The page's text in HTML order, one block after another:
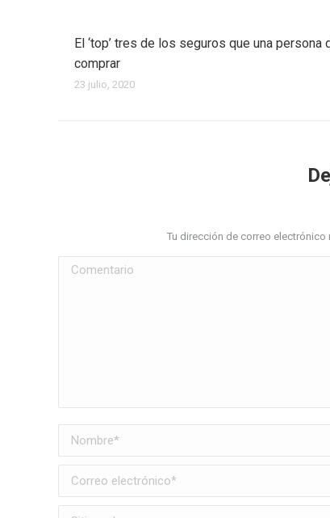
El ‘top’ tres de los seguros que una persona
comprar
23 julio, 2020
Tu dirección de correo
Comentario
Nombre *
Correo electrónico *